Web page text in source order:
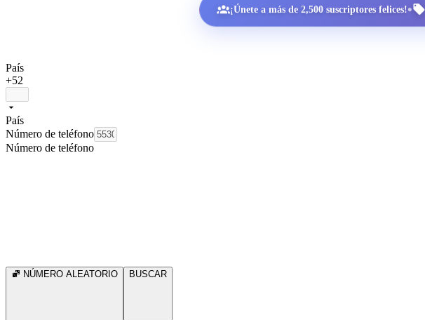
¡Únete a más de 2,500 suscriptores felices!•
País
+52
País
Número de teléfono
Número de teléfono
NÚMERO ALEATORIO BUSCAR